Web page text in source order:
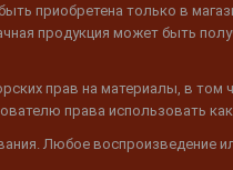
приобретена только в
продукция может быть
прав на материалы, в
права использовать
Любое воспроизведение